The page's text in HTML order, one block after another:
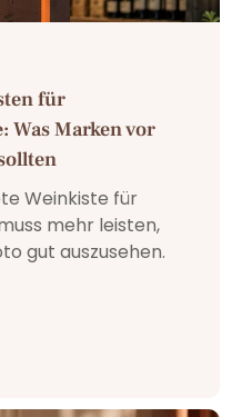
für
Was Marken vor
Weinkiste für
mehr leisten,
gut auszusehen.